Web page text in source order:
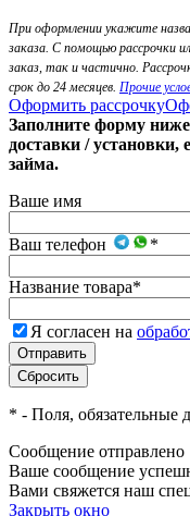
При оформлении укажите
заказа. С помощью рассрочки
заказ, так и частично.
срок до 24 месяцев. Прочие
Оформить рассрочку
Заполните форму
доставки /
займа.
Ваше имя
Ваш телефон *
Название товара*
Я согласен на
* - Поля, обязательные
Сообщение отправлено
Ваше сообщение
Вами свяжется наш
Закрыть окно